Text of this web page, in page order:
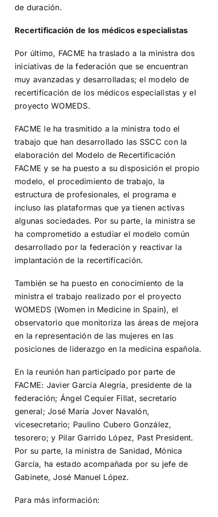
de duración.
Recertificación de los médicos especialistas
Por último, FACME ha traslado a la ministra dos
iniciativas de la federación que se encuentran
muy avanzadas y desarrolladas; el modelo de
recertificación de los médicos especialistas y el
proyecto WOMEDS.
FACME le ha trasmitido a la ministra todo el
trabajo que han desarrollado las SSCC con la
elaboración del Modelo de Recertificación
FACME y se ha puesto a su disposición el propio
modelo, el procedimiento de trabajo, la
estructura de profesionales, el programa e
incluso las plataformas que ya tienen activas
algunas sociedades. Por su parte, la ministra se
ha comprometido a estudiar el modelo común
desarrollado por la federación y reactivar la
implantación de la recertificación.
También se ha puesto en conocimiento de la
ministra el trabajo realizado por el proyecto
WOMEDS (Women in Medicine in Spain), el
observatorio que monitoriza las áreas de mejora
en la representación de las mujeres en las
posiciones de liderazgo en la medicina española.
En la reunión han participado por parte de
FACME: Javier García Alegría, presidente de la
federación; Ángel Cequier Fillat, secretario
general; José María Jover Navalón,
vicesecretario; Paulino Cubero González,
tesorero; y Pilar Garrido López, Past President.
Por su parte, la ministra de Sanidad, Mónica
García, ha estado acompañada por su jefe de
Gabinete, José Manuel López.
Para más información: